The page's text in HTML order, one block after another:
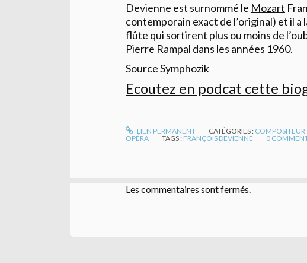
Devienne est surnommé le Mozart
contemporain exact de l’original) et il
flûte qui sortirent plus ou moins de
Pierre Rampal dans les années 1960.
Source Symphozik
Ecoutez en podcat cette
LIEN PERMANENT CATÉGORIES : COMPOSITEUR
OPÉRA
TAGS : FRANÇOIS DEVIENNE 0
Les commentaires sont fermés.